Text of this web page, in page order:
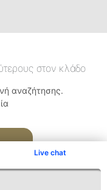
Live chat
στον κλάδο
αναζήτησης.